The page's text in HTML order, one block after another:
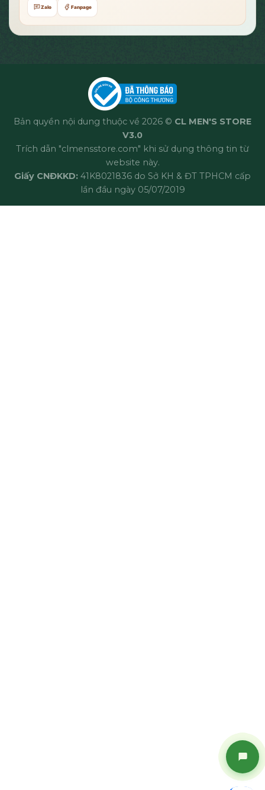
Zalo Fanpage
Bản quyền nội dung thuộc về 2026 © CL MEN'S STORE
V3.0
Trích dẫn "clmensstore.com" khi sử dụng thông tin từ
website này.
Giấy CNĐKKD: 41K8021836 do Sở KH & ĐT TPHCM cấp
lần đầu ngày 05/07/2019